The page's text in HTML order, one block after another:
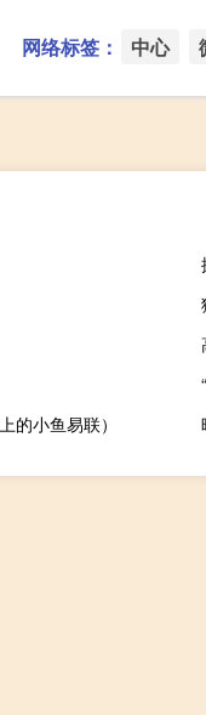
网络标签： 中心
的小鱼易联）